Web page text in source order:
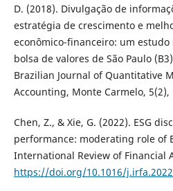
D. (2018). Divulgação de
estratégia de crescimento e
econômico-financeiro: um
bolsa de valores de São Paulo
Brazilian Journal of Quantitative
Accounting, Monte Carmelo, 5(2),
Chen, Z., & Xie, G. (2022). ESG
performance: moderating role of
International Review of Financial
https://doi.org/10.1016/